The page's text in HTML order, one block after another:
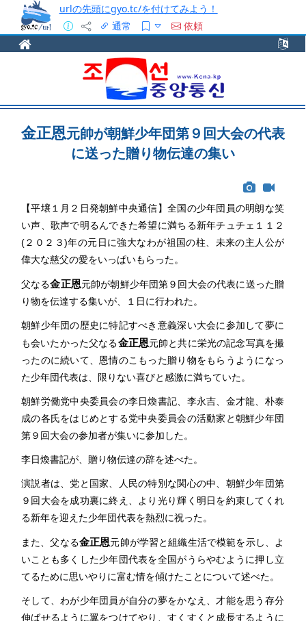
urlの先頭にgyo.tc/を付けてみよう！
通常
依頼